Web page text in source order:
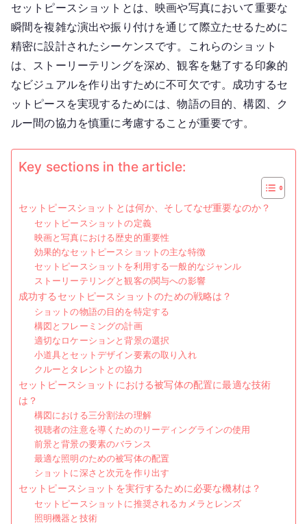
ッ
ト
ー
ョ
ト：
略、
配
セットピースショットとは、映画や写真において重要な
瞬間を複雑な演出や振り付けを通じて際立たせるために
精密に設計されたシーケンスです。これらのショット
は、ストーリーテリングを深め、観客を魅了する印象的
なビジュアルを作り出すために不可欠です。成功するセ
ットピースを実現するためには、物語の目的、構図、ク
ルー間の協力を慎重に考慮することが重要です。
Key sections in the article:
セットピースショットとは何か、そしてなぜ重要なのか？
セットピースショットの定義
映画と写真における歴史的重要性
効果的なセットピースショットの主な特徴
セットピースショットを利用する一般的なジャンル
ストーリーテリングと観客の関与への影響
成功するセットピースショットのための戦略は？
ショットの物語の目的を特定する
構図とフレーミングの計画
適切なロケーションと背景の選択
小道具とセットデザイン要素の取り入れ
クルーとタレントとの協力
セットピースショットにおける被写体の配置に最適な技術
は？
構図における三分割法の理解
視聴者の注意を導くためのリーディングラインの使用
前景と背景の要素のバランス
最適な照明のための被写体の配置
ショットに深さと次元を作り出す
セットピースショットを実行するために必要な機材は？
セットピースショットに推奨されるカメラとレンズ
照明機器と技術